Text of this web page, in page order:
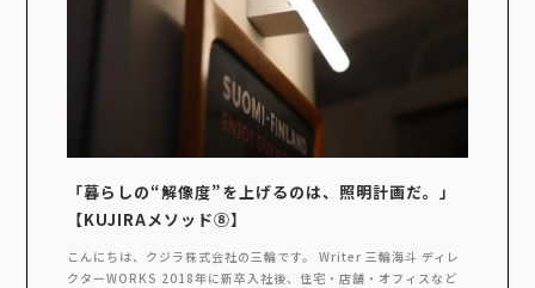
「暮らしの“解像度”を上げるのは、照明計画だ。」
【KUJIRAメソッド⑧】
こんにちは、クジラ株式会社の三輪です。 Writer 三輪海斗 ディレ
クターWORKS 2018年に新卒入社後、住宅・店舗・オフィスなど